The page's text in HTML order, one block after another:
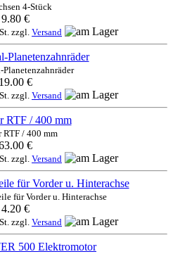
4-Stück
9.80 €
zzgl. Versand
19.00 €
zzgl. Versand
RTF / 400 mm
€
zzgl. Versand
für Vorder u. Hinterachse
4.20 €
zzgl. Versand